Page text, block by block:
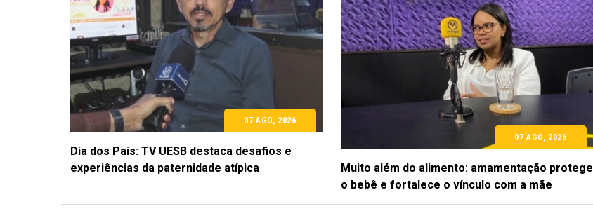
07 AGO, 2026
Dia dos Pais: TV UESB destaca desafios e
experiências da paternidade atípica
07 AGO, 2026
Muito além do alimento: amamentação protege
o bebê e fortalece o vínculo com a mãe